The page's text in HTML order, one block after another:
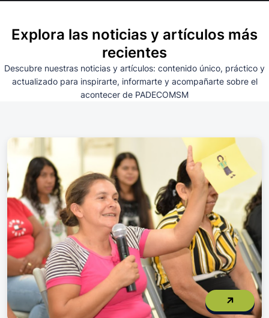
Explora las noticias y artículos más
recientes
Descubre nuestras noticias y artículos: contenido único, práctico y
actualizado para inspirarte, informarte y acompañarte sobre el
acontecer de PADECOMSM